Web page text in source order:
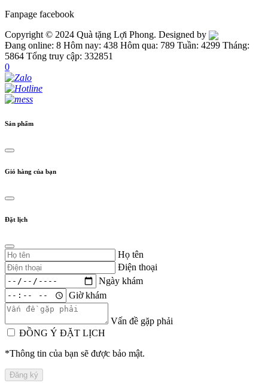
Fanpage facebook
Copyright © 2024 Quà tặng Lợi Phong. Designed by
Đang online: 8 Hôm nay: 438 Hôm qua: 789 Tuần: 4299 Tháng:
5864 Tổng truy cập: 332851
0
Sản phẩm
Giỏ hàng của bạn
Đặt lịch
Họ tên
Điện thoại
Ngày khám
Giờ khám
Vấn đề gặp phải
ĐỒNG Ý ĐẶT LỊCH
*Thông tin của bạn sẽ được bảo mật.